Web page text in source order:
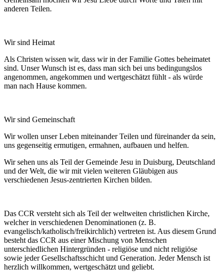
anderen Teilen.
Wir sind Heimat
Als Christen wissen wir, dass wir in der Familie Gottes beheimatet
sind. Unser Wunsch ist es, dass man sich bei uns bedingungslos
angenommen, angekommen und wertgeschätzt fühlt - als würde
man nach Hause kommen.
Wir sind Gemeinschaft
Wir wollen unser Leben miteinander Teilen und füreinander da sein,
uns gegenseitig ermutigen, ermahnen, aufbauen und helfen.
Wir sehen uns als Teil der Gemeinde Jesu in Duisburg, Deutschland
und der Welt, die wir mit vielen weiteren Gläubigen aus
verschiedenen Jesus-zentrierten Kirchen bilden.
Das CCR versteht sich als Teil der weltweiten christlichen Kirche,
welcher in verschiedenen Denominationen (z. B.
evangelisch/katholisch/freikirchlich) vertreten ist. Aus diesem Grund
besteht das CCR aus einer Mischung von Menschen
unterschiedlichen Hintergründen - religiöse und nicht religiöse
sowie jeder Gesellschaftsschicht und Generation. Jeder Mensch ist
herzlich willkommen, wertgeschätzt und geliebt.